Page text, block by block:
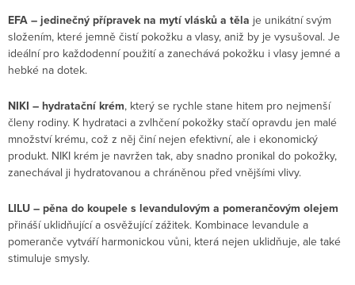
EFA – jedinečný přípravek na mytí vlásků a těla je unikátní svým
složením, které jemně čistí pokožku a vlasy, aniž by je vysušoval. Je
ideální pro každodenní použití a zanechává pokožku i vlasy jemné a
hebké na dotek.
NIKI – hydratační krém, který se rychle stane hitem pro nejmenší
členy rodiny. K hydrataci a zvlhčení pokožky stačí opravdu jen malé
množství krému, což z něj činí nejen efektivní, ale i ekonomický
produkt. NIKI krém je navržen tak, aby snadno pronikal do pokožky,
zanechával ji hydratovanou a chráněnou před vnějšími vlivy.
LILU – pěna do koupele s levandulovým a pomerančovým olejem
přináší uklidňující a osvěžující zážitek. Kombinace levandule a
pomeranče vytváří harmonickou vůni, která nejen uklidňuje, ale také
stimuluje smysly.